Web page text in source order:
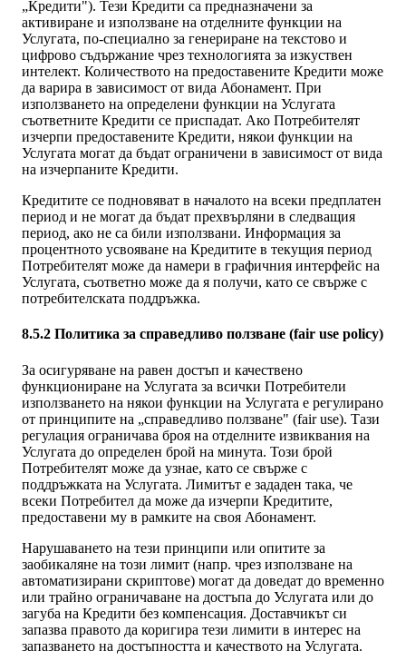
„Кредити"). Тези Кредити са предназначени за
активиране и използване на отделните функции на
Услугата, по-специално за генериране на текстово и
цифрово съдържание чрез технологията за изкуствен
интелект. Количеството на предоставените Кредити може
да варира в зависимост от вида Абонамент. При
използването на определени функции на Услугата
съответните Кредити се приспадат. Ако Потребителят
изчерпи предоставените Кредити, някои функции на
Услугата могат да бъдат ограничени в зависимост от вида
на изчерпаните Кредити.
Кредитите се подновяват в началото на всеки предплатен
период и не могат да бъдат прехвърляни в следващия
период, ако не са били използвани. Информация за
процентното усвояване на Кредитите в текущия период
Потребителят може да намери в графичния интерфейс на
Услугата, съответно може да я получи, като се свърже с
потребителската поддръжка.
8.5.2 Политика за справедливо ползване (fair use policy)
За осигуряване на равен достъп и качествено
функциониране на Услугата за всички Потребители
използването на някои функции на Услугата е регулирано
от принципите на „справедливо ползване" (fair use). Тази
регулация ограничава броя на отделните извиквания на
Услугата до определен брой на минута. Този брой
Потребителят може да узнае, като се свърже с
поддръжката на Услугата. Лимитът е зададен така, че
всеки Потребител да може да изчерпи Кредитите,
предоставени му в рамките на своя Абонамент.
Нарушаването на тези принципи или опитите за
заобикаляне на този лимит (напр. чрез използване на
автоматизирани скриптове) могат да доведат до временно
или трайно ограничаване на достъпа до Услугата или до
загуба на Кредити без компенсация. Доставчикът си
запазва правото да коригира тези лимити в интерес на
запазването на достъпността и качеството на Услугата.